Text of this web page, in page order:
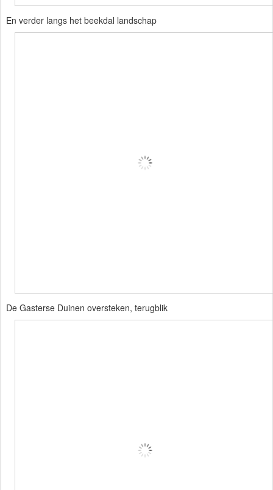
En verder langs het beekdal landschap
De Gasterse Duinen oversteken, terugblik